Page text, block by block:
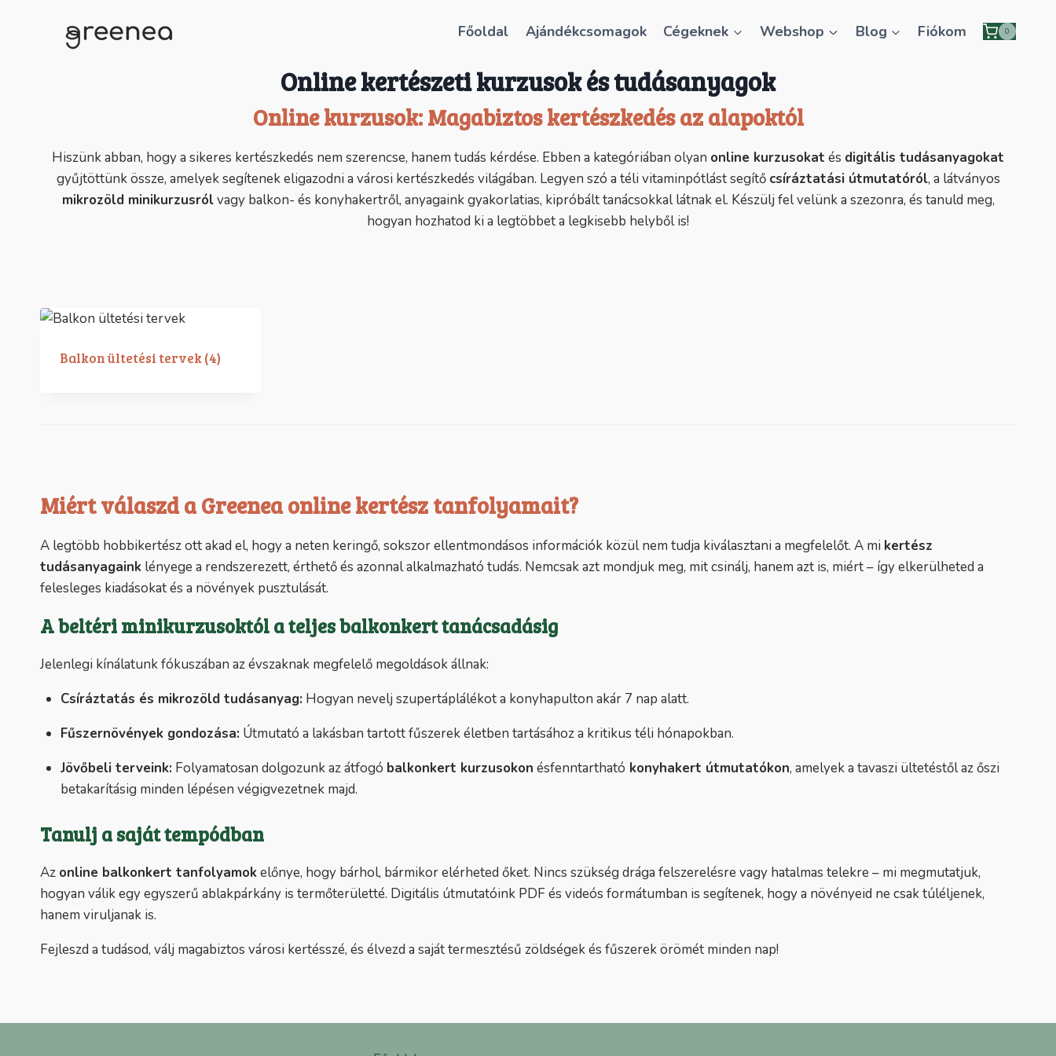
Főoldal Ajándékcsomagok Cégeknek Webshop Blog Fiókom 0
Online kertészeti kurzusok és tudásanyagok
Online kurzusok: Magabiztos kertészkedés az alapoktól
Hiszünk abban, hogy a sikeres kertészkedés nem szerencse, hanem tudás kérdése. Ebben a kategóriában olyan online kurzusokat és digitális tudásanyagokat
gyűjtöttünk össze, amelyek segítenek eligazodni a városi kertészkedés világában. Legyen szó a téli vitaminpótlást segítő csíráztatási útmutatóról, a látványos
mikrozöld minikurzusrólvagy balkon- és konyhakertről, anyagaink gyakorlatias, kipróbált tanácsokkal látnak el. Készülj fel velünk a szezonra, és tanuld meg,
hogyan hozhatod ki a legtöbbet a legkisebb helyből is!
Balkon ültetési tervek(4)
Miért válaszd a Greenea online kertész tanfolyamait?
A legtöbb hobbikertész ott akad el, hogy a neten keringő, sokszor ellentmondásos információk közül nem tudja kiválasztani a megfelelőt. A mi kertész
tudásanyagaink lényege a rendszerezett, érthető és azonnal alkalmazható tudás. Nemcsak azt mondjuk meg, mit csinálj, hanem azt is, miért – így elkerülheted a
felesleges kiadásokat és a növények pusztulását.
A beltéri minikurzusoktól a teljes balkonkert tanácsadásig
Jelenlegi kínálatunk fókuszában az évszaknak megfelelő megoldások állnak:
Csíráztatás és mikrozöld tudásanyag: Hogyan nevelj szupertáplálékot a konyhapulton akár 7 nap alatt.
Fűszernövények gondozása: Útmutató a lakásban tartott fűszerek életben tartásához a kritikus téli hónapokban.
Jövőbeli terveink: Folyamatosan dolgozunk az átfogó balkonkert kurzusokon ésfenntartható konyhakert útmutatókon, amelyek a tavaszi ültetéstől az őszi
betakarításig minden lépésen végigvezetnek majd.
Tanulj a saját tempódban
Az online balkonkert tanfolyamokelőnye, hogy bárhol, bármikor elérheted őket. Nincs szükség drága felszerelésre vagy hatalmas telekre – mi megmutatjuk,
hogyan válik egy egyszerű ablakpárkány is termőterületté. Digitális útmutatóink PDF és videós formátumban is segítenek, hogy a növényeid ne csak túléljenek,
hanem viruljanak is.
Fejleszd a tudásod, válj magabiztos városi kertésszé, és élvezd a saját termesztésű zöldségek és fűszerek örömét minden nap!